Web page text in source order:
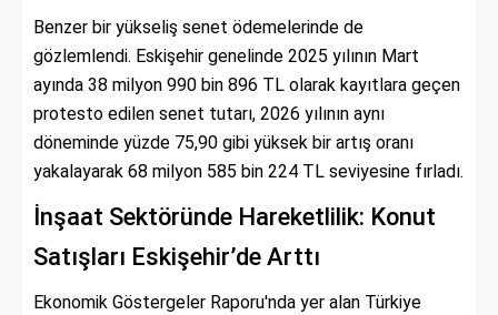
Benzer bir yükseliş senet ödemelerinde de
gözlemlendi. Eskişehir genelinde 2025 yılının Mart
ayında 38 milyon 990 bin 896 TL olarak kayıtlara geçen
protesto edilen senet tutarı, 2026 yılının aynı
döneminde yüzde 75,90 gibi yüksek bir artış oranı
yakalayarak 68 milyon 585 bin 224 TL seviyesine fırladı.
İnşaat Sektöründe Hareketlilik: Konut
Satışları Eskişehir’de Arttı
Ekonomik Göstergeler Raporu'nda yer alan Türkiye